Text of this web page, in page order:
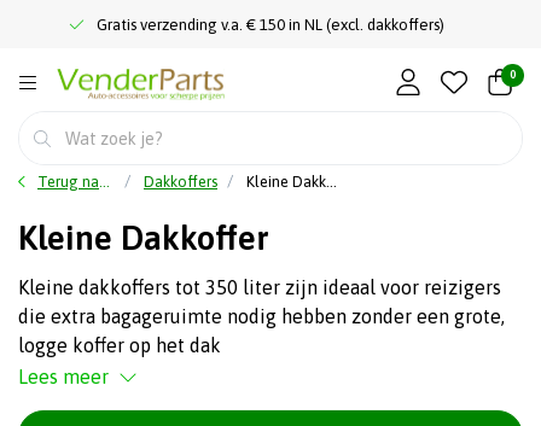
Gratis verzending v.a. € 150 in NL (excl. dakkoffers)
0
Terug naar home Dakkoffers Kleine Dakkoffer
Kleine Dakkoffer
Kleine dakkoffers tot 350 liter zijn ideaal voor reizigers
die extra bagageruimte nodig hebben zonder een grote,
logge koffer op het dak
Lees meer